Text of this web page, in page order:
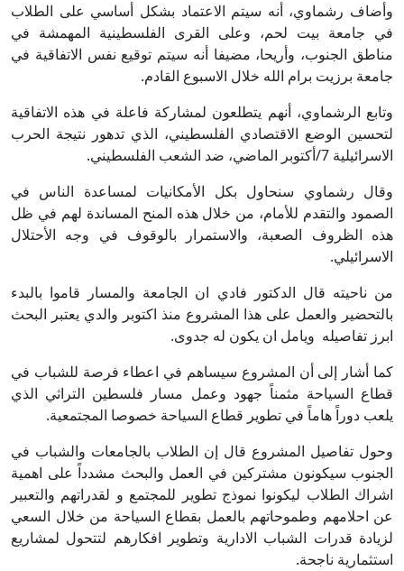
وأضاف رشماوي، أنه سيتم الاعتماد بشكل أساسي على الطلاب
في جامعة بيت لحم، وعلى القرى الفلسطينية المهمشة في
مناطق الجنوب، وأريحا، مضيفا أنه سيتم توقيع نفس الاتفاقية في
جامعة برزيت برام الله خلال الاسبوع القادم.
وتابع الرشماوي، أنهم يتطلعون لمشاركة فاعلة في هذه الاتفاقية
لتحسين الوضع الاقتصادي الفلسطيني، الذي تدهور نتيجة الحرب
الاسرائيلية 7/أكتوبر الماضي، ضد الشعب الفلسطيني.
وقال رشماوي سنحاول بكل الأمكانيات لمساعدة الناس في
الصمود والتقدم للأمام، من خلال هذه المنح المساندة لهم في ظل
هذه الظروف الصعبة، والاستمرار بالوقوف في وجه الأحتلال
الاسرائيلي.
من ناحيته قال الدكتور فادي ان الجامعة والمسار قاموا بالبدء
بالتحضير والعمل على هذا المشروع منذ اكتوبر والدي يعتبر البحث
ابرز تفاصيله ويامل ان يكون له جدوى.
كما أشار إلى أن المشروع سيساهم في اعطاء فرصة للشباب في
قطاع السياحة مثمناً جهود وعمل مسار فلسطين التراثي الذي
يلعب دوراً هاماً في تطوير قطاع السياحة خصوصا المجتمعية.
وحول تفاصيل المشروع قال إن الطلاب بالجامعات والشباب في
الجنوب سيكونون مشتركين في العمل والبحث مشدداً على اهمية
اشراك الطلاب ليكونوا نموذج تطوير للمجتمع و لقدراتهم والتعبير
عن احلامهم وطموحاتهم بالعمل بقطاع السياحة من خلال السعي
لزيادة قدرات الشباب الادارية وتطوير افكارهم لتتحول لمشاريع
استثمارية ناجحة.